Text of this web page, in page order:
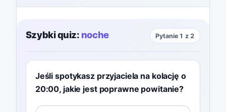
Szybki quiz: noche Pytanie 1 z 2
Jeśli spotykasz przyjaciela na kolację o
20:00, jakie jest poprawne powitanie?